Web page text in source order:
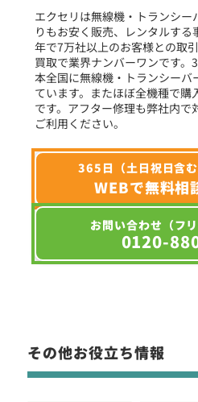
選択条件をリ
エクセリは無線機・トランシー
りもお安く販売、レンタルす
年で7万社以上のお客様との取
買取で業界ナンバーワンです。
本全国に無線機・トランシーバ
ています。またほぼ全機種で購
です。アフター修理も弊社内で
ご利用ください。
365日（土日祝日含
WEBで無料相
お問い合わせ（フリ
0120-
その他お役立ち情報